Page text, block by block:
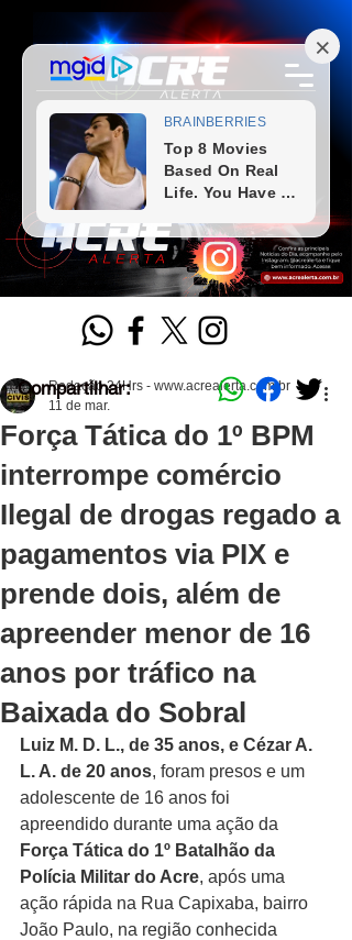
Força Tática do 1º BPM
interrompe comércio
Ilegal de drogas regado a
pagamentos via PIX e
prende dois, além de
apreender menor de 16
anos por tráfico na
Baixada do Sobral
Redação 24Hrs - www.acrealerta.com.br
11 de mar.
Luiz M. D. L., de 35 anos, e Cézar A.
L. A. de 20 anos, foram presos e um
adolescente de 16 anos foi
apreendido durante uma ação da
Força Tática do 1º Batalhão da
Polícia Militar do Acre, após uma
ação rápida na Rua Capixaba, bairro
João Paulo, na região conhecida
Compartilhar: